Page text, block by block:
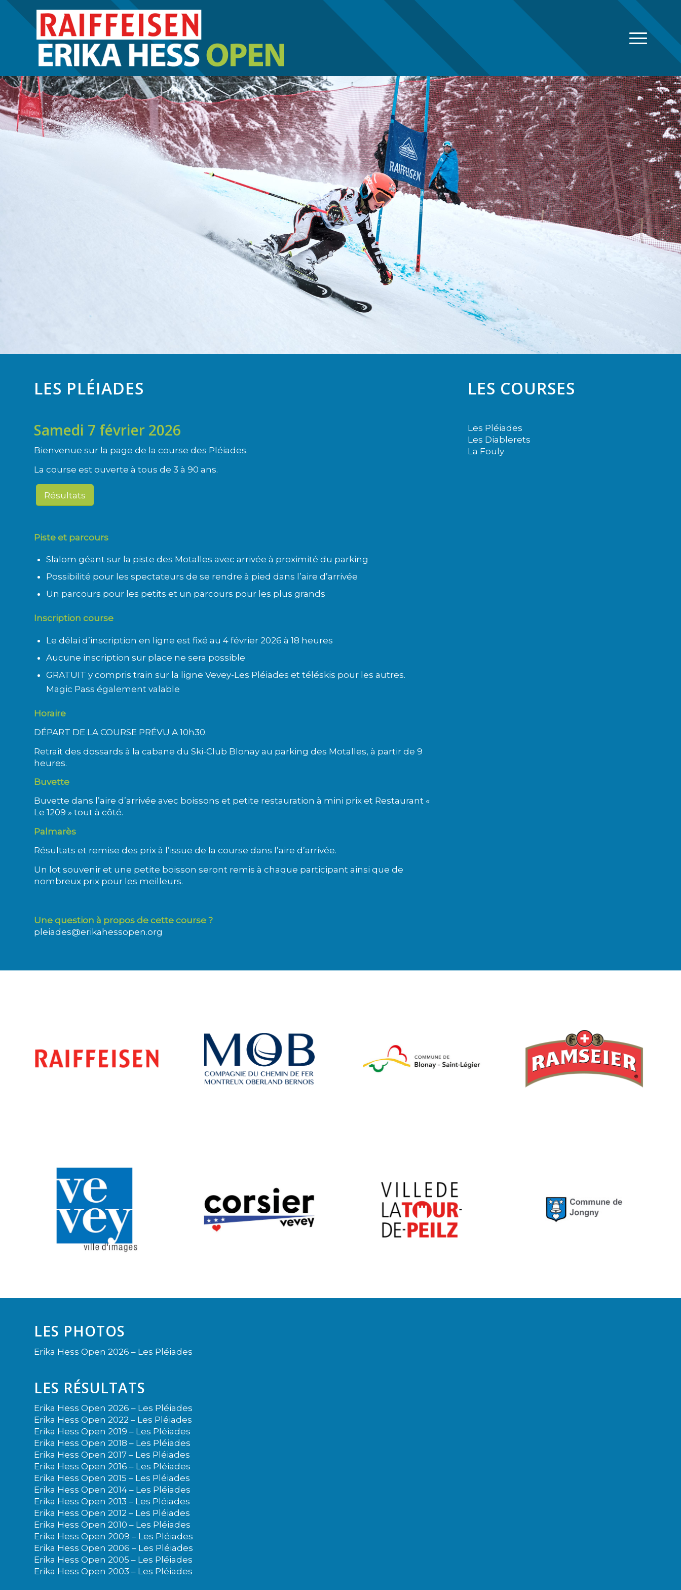
LES PLÉIADES
Samedi 7 février 2026
Bienvenue sur la page de la course des Pléiades.
La course est ouverte à tous de 3 à 90 ans.
Résultats
Piste et parcours
Slalom géant sur la piste des Motalles avec arrivée à proximité du parking
Possibilité pour les spectateurs de se rendre à pied dans l’aire d’arrivée
Un parcours pour les petits et un parcours pour les plus grands
Inscription course
Le délai d’inscription en ligne est fixé au 4 février 2026 à 18 heures
Aucune inscription sur place ne sera possible
GRATUIT y compris train sur la ligne Vevey-Les Pléiades et téléskis pour les autres.
Magic Pass également valable
Horaire
DÉPART DE LA COURSE PRÉVU A 10h30.
Retrait des dossards à la cabane du Ski-Club Blonay au parking des Motalles, à partir de 9
heures.
Buvette
Buvette dans l’aire d’arrivée avec boissons et petite restauration à mini prix et Restaurant «
Le 1209 » tout à côté.
Palmarès
Résultats et remise des prix à l’issue de la course dans l’aire d’arrivée.
Un lot souvenir et une petite boisson seront remis à chaque participant ainsi que de
nombreux prix pour les meilleurs.
Une question à propos de cette course ?
pleiades@erikahessopen.org
LES COURSES
Les Pléiades
Les Diablerets
La Fouly
LES PHOTOS
Erika Hess Open 2026 – Les Pléiades
LES RÉSULTATS
Erika Hess Open 2026 – Les Pléiades
Erika Hess Open 2022 – Les Pléiades
Erika Hess Open 2019 – Les Pléiades
Erika Hess Open 2018 – Les Pléiades
Erika Hess Open 2017 – Les Pléiades
Erika Hess Open 2016 – Les Pléiades
Erika Hess Open 2015 – Les Pléiades
Erika Hess Open 2014 – Les Pléiades
Erika Hess Open 2013 – Les Pléiades
Erika Hess Open 2012 – Les Pléiades
Erika Hess Open 2010 – Les Pléiades
Erika Hess Open 2009 – Les Pléiades
Erika Hess Open 2006 – Les Pléiades
Erika Hess Open 2005 – Les Pléiades
Erika Hess Open 2003 – Les Pléiades